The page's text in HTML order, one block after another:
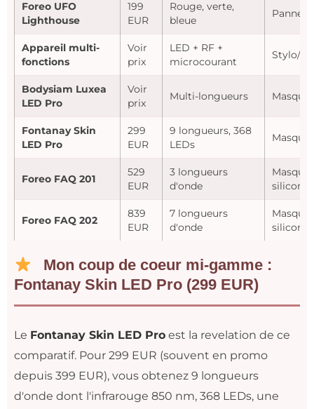
Foreo UFO
Lighthouse
199
EUR
Rouge, verte,
bleue
Panneau
Appareil multi-
fonctions
Voir
prix
LED + RF +
microcourant
Stylo/
Bodysiam Luxea
LED Pro
Voir
prix
Multi-longueurs Masque
Fontanay Skin
LED Pro
299
EUR
9 longueurs, 368
LEDs
Masque
Foreo FAQ 201
529
EUR
3 longueurs
d'onde
Masque
silicone
Foreo FAQ 202
839
EUR
7 longueurs
d'onde
Masque
silicone
Mon coup de coeur mi-gamme :
Fontanay Skin LED Pro (299 EUR)
Le Fontanay Skin LED Pro est la revelation de ce
comparatif. Pour 299 EUR (souvent en promo
depuis 399 EUR), vous obtenez 9 longueurs
d'onde dont l'infrarouge 850 nm, 368 LEDs, une